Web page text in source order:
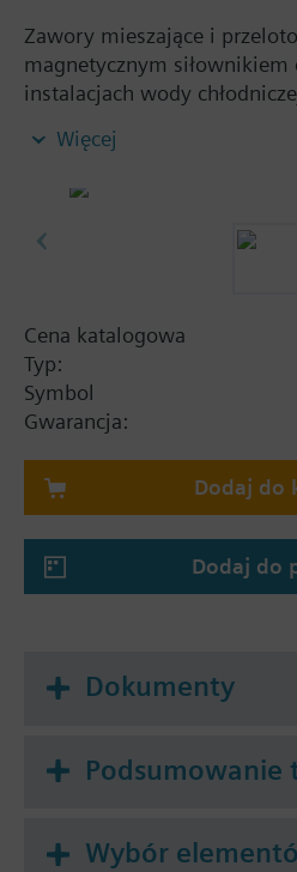
Zawory mieszające i
magnetycznym siłownikiem
instalacjach wody
Regulacja położenia, sygnał
(nakrętka, zaślepka,
z zaworem.
Zawory MXG461...P do
oleje mineralne (karta
Zawory MXF461..
Warning
UWAGA!
Zawór może być stosowany
mieszający lub przelotowy -
Więcej
Cena katalogowa
Typ:
Symbol
Gwarancja:
Dodaj do
Dodaj do
Dokumenty
Podsumowanie
Wybór